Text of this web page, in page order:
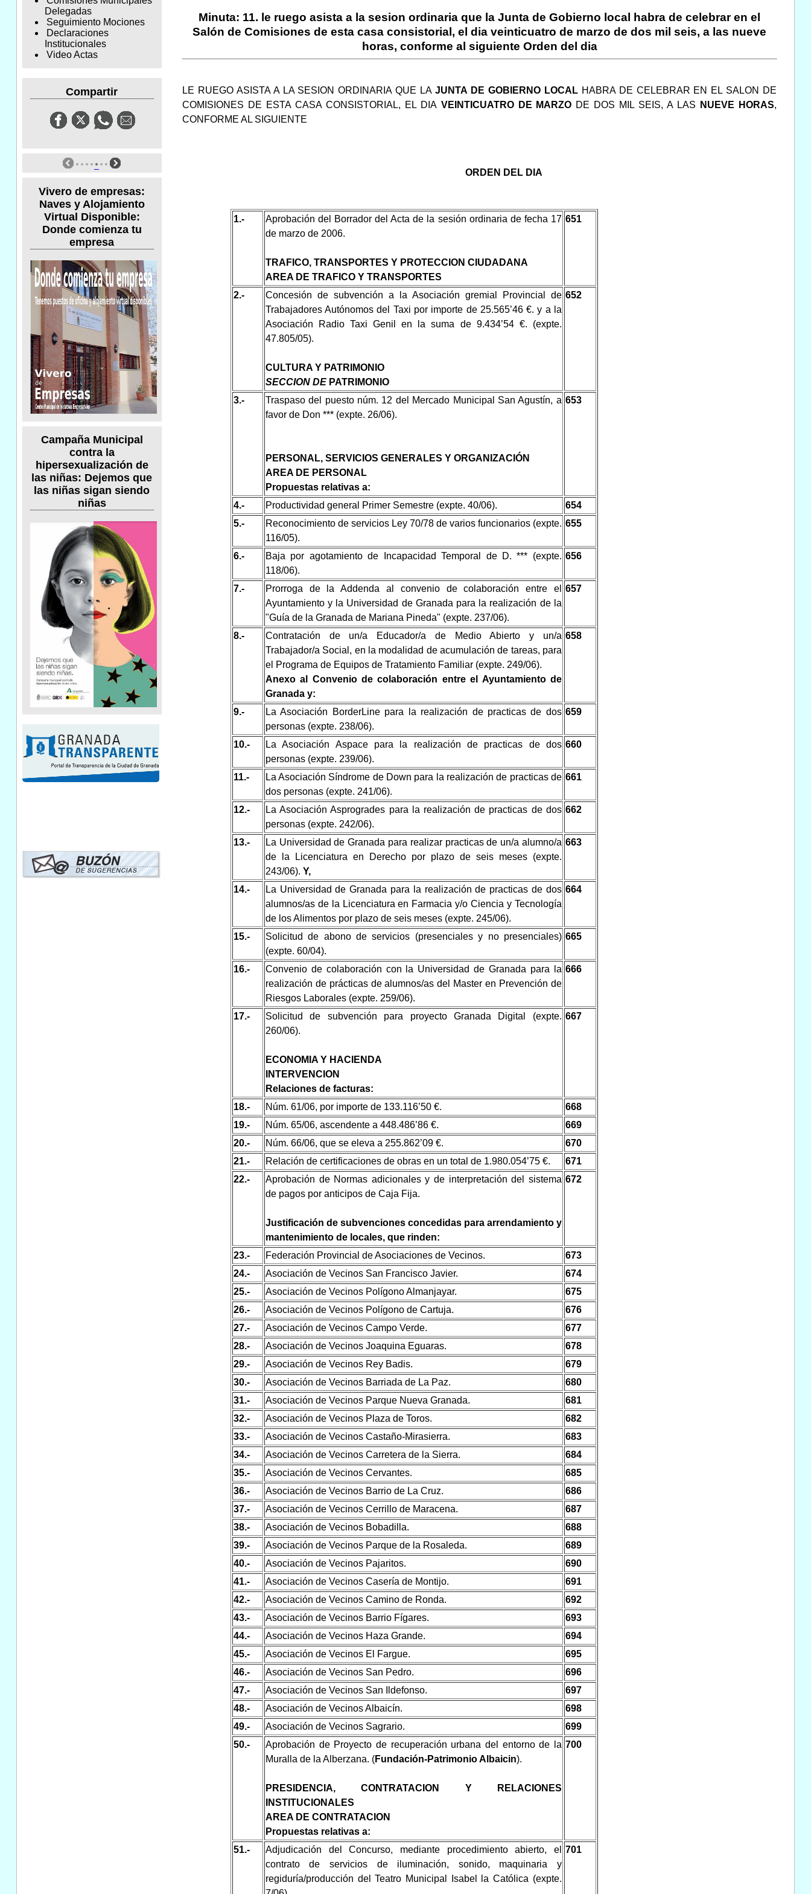
Delegadas
Seguimiento Mociones
Declaraciones
Institucionales
Video Actas
Compartir
Vivero de empresas:
Naves y Alojamiento
Virtual Disponible:
Donde comienza tu
empresa
Campaña Municipal
contra la
hipersexualización de
las niñas: Dejemos que
las niñas sigan siendo
niñas
Minuta: 11. le ruego asista a la sesion ordinaria que la Junta de Gobierno local habra de celebrar en el
Salón de Comisiones de esta casa consistorial, el dia veinticuatro de marzo de dos mil seis, a las nueve
horas, conforme al siguiente Orden del dia
LE RUEGO ASISTA A LA SESION ORDINARIA QUE LAJUNTA DE GOBIERNO LOCAL HABRA DE CELEBRAR EN EL SALON DE
COMISIONES DE ESTA CASA CONSISTORIAL, EL DIAVEINTICUATRO DE MARZO DE DOS MIL SEIS, A LAS NUEVE HORAS,
CONFORME AL SIGUIENTE
ORDEN DEL DIA
1.-
Aprobación del Borrador del Acta de la sesión ordinaria de fecha 17
de marzo de 2006.
TRAFICO, TRANSPORTES Y PROTECCION CIUDADANA
AREA DE TRAFICO Y TRANSPORTES
651
2.-
Concesión de subvención a la Asociación gremial Provincial de
Trabajadores Autónomos del Taxi por importe de 25.565’46 €. y a la
Asociación Radio Taxi Genil en la suma de 9.434’54 €. (expte.
47.805/05).
CULTURA Y PATRIMONIO
SECCION DE PATRIMONIO
652
3.-
Traspaso del puesto núm. 12 del Mercado Municipal San Agustín, a
favor de Don *** (expte. 26/06).
PERSONAL, SERVICIOS GENERALES Y ORGANIZACIÓN
AREA DE PERSONAL
Propuestas relativas a:
653
4.- Productividad general Primer Semestre (expte. 40/06).
654
5.-
Reconocimiento de servicios Ley 70/78 de varios funcionarios (expte.
116/05).
655
6.-
Baja por agotamiento de Incapacidad Temporal de D. *** (expte.
118/06).
656
7.-
Prorroga de la Addenda al convenio de colaboración entre el
Ayuntamiento y la Universidad de Granada para la realización de la
"Guía de la Granada de Mariana Pineda" (expte. 237/06).
657
8.-
Contratación de un/a Educador/a de Medio Abierto y un/a
Trabajador/a Social, en la modalidad de acumulación de tareas, para
el Programa de Equipos de Tratamiento Familiar (expte. 249/06).
Anexo al Convenio de colaboración entre el Ayuntamiento de
Granada y:
658
9.-
La Asociación BorderLine para la realización de practicas de dos
personas (expte. 238/06).
659
10.-
La Asociación Aspace para la realización de practicas de dos
personas (expte. 239/06).
660
11.-
La Asociación Síndrome de Down para la realización de practicas de
dos personas (expte. 241/06).
661
12.-
La Asociación Asprogrades para la realización de practicas de dos
personas (expte. 242/06).
662
13.-
La Universidad de Granada para realizar practicas de un/a alumno/a
de la Licenciatura en Derecho por plazo de seis meses (expte.
243/06). Y,
663
14.-
La Universidad de Granada para la realización de practicas de dos
alumnos/as de la Licenciatura en Farmacia y/o Ciencia y Tecnología
de los Alimentos por plazo de seis meses (expte. 245/06).
664
15.-
Solicitud de abono de servicios (presenciales y no presenciales)
(expte. 60/04).
665
16.-
Convenio de colaboración con la Universidad de Granada para la
realización de prácticas de alumnos/as del Master en Prevención de
Riesgos Laborales (expte. 259/06).
666
17.-
Solicitud de subvención para proyecto Granada Digital (expte.
260/06).
ECONOMIA Y HACIENDA
INTERVENCION
Relaciones de facturas:
667
18.- Núm. 61/06, por importe de 133.116’50 €.
668
19.-
Núm. 65/06, ascendente a 448.486’86 €.
669
20.-
Núm. 66/06, que se eleva a 255.862’09 €.
670
21.-
Relación de certificaciones de obras en un total de 1.980.054’75 €.
671
22.-
Aprobación de Normas adicionales y de interpretación del sistema
de pagos por anticipos de Caja Fija.
Justificación de subvenciones concedidas para arrendamiento y
mantenimiento de locales, que rinden:
672
23.- Federación Provincial de Asociaciones de Vecinos.
673
24.-
Asociación de Vecinos San Francisco Javier.
674
25.-
Asociación de Vecinos Polígono Almanjayar.
675
26.-
Asociación de Vecinos Polígono de Cartuja.
676
27.-
Asociación de Vecinos Campo Verde.
677
28.-
Asociación de Vecinos Joaquina Eguaras.
678
29.-
Asociación de Vecinos Rey Badis.
679
30.-
Asociación de Vecinos Barriada de La Paz.
680
31.-
Asociación de Vecinos Parque Nueva Granada.
681
32.-
Asociación de Vecinos Plaza de Toros.
682
33.-
Asociación de Vecinos Castaño-Mirasierra.
683
34.-
Asociación de Vecinos Carretera de la Sierra.
684
35.-
Asociación de Vecinos Cervantes.
685
36.-
Asociación de Vecinos Barrio de La Cruz.
686
37.-
Asociación de Vecinos Cerrillo de Maracena.
687
38.-
Asociación de Vecinos Bobadilla.
688
39.-
Asociación de Vecinos Parque de la Rosaleda.
689
40.-
Asociación de Vecinos Pajaritos.
690
41.-
Asociación de Vecinos Casería de Montijo.
691
42.-
Asociación de Vecinos Camino de Ronda.
692
43.-
Asociación de Vecinos Barrio Fígares.
693
44.-
Asociación de Vecinos Haza Grande.
694
45.-
Asociación de Vecinos El Fargue.
695
46.-
Asociación de Vecinos San Pedro.
696
47.-
Asociación de Vecinos San Ildefonso.
697
48.-
Asociación de Vecinos Albaicín.
698
49.-
Asociación de Vecinos Sagrario.
699
50.-
Aprobación de Proyecto de recuperación urbana del entorno de la
Muralla de la Alberzana. (Fundación-Patrimonio Albaicin).
PRESIDENCIA, CONTRATACION Y RELACIONES
INSTITUCIONALES
AREA DE CONTRATACION
Propuestas relativas a:
700
51.-
Adjudicación del Concurso, mediante procedimiento abierto, el
contrato de servicios de iluminación, sonido, maquinaria y
regiduría/producción del Teatro Municipal Isabel la Católica (expte.
701